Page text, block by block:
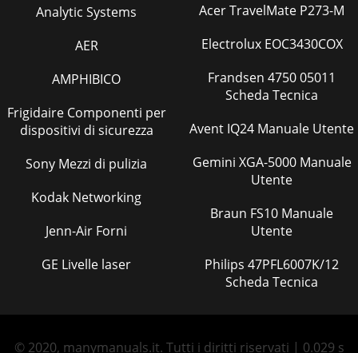
Analytic Systems
AER
AMPHIBICO
Frigidaire Componenti per
dispositivi di sicurezza
Sony Mezzi di pulizia
Kodak Networking
Jenn-Air Forni
GE Livelle laser
Acer TravelMate P273-M
Electrolux EOC3430COX
Frandsen 4750 05011
Scheda Tecnica
Avent IQ24 Manuale Utente
Gemini XGA-5000 Manuale
Utente
Braun FS10 Manuale
Utente
Philips 47PFL6007K/12
Scheda Tecnica
© 2020, manymanuals.it. Tutti i diritti riservati | 0.029 s